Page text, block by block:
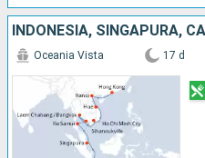
Oceania Vista 17 d